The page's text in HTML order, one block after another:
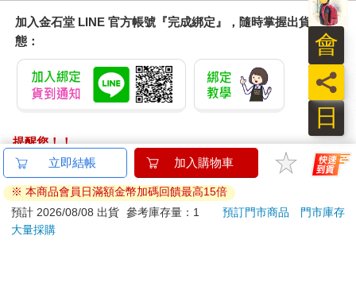
加入金石堂 LINE 官方帳號『完成綁定』，隨時掌握出貨動
態：
提醒您！！
金石堂及銀行均不會請您操作ATM! 如接獲電話要求您前往
ATM提款機，請不要聽從指示，以免受騙上當！
退換貨須知：
**提醒您，鑑賞期不等於試用期，退回商品須為全新狀態**
日
員
會